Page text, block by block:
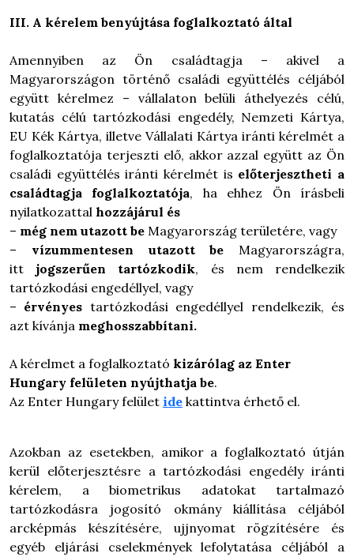
III. A kérelem benyújtása foglalkoztató által
Amennyiben az Ön családtagja – akivel a
Magyarországon történő családi együttélés céljából
együtt kérelmez – vállalaton belüli áthelyezés célú,
kutatás célú tartózkodási engedély, Nemzeti Kártya,
EU Kék Kártya, illetve Vállalati Kártya iránti kérelmét a
foglalkoztatója terjeszti elő, akkor azzal együtt az Ön
családi együttélés iránti kérelmét is előterjesztheti a
családtagja foglalkoztatója, ha ehhez Ön írásbeli
nyilatkozattal hozzájárul és
– még nem utazott be Magyarország területére, vagy
– vízummentesen utazott be Magyarországra,
itt jogszerűen tartózkodik, és nem rendelkezik
tartózkodási engedéllyel, vagy
– érvényes tartózkodási engedéllyel rendelkezik, és
azt kívánja meghosszabbítani.
A kérelmet a foglalkoztató kizárólag az Enter
Hungary felületen nyújthatja be.
Az Enter Hungary felület ide kattintva érhető el.
Azokban az esetekben, amikor a foglalkoztató útján
kerül előterjesztésre a tartózkodási engedély iránti
kérelem, a biometrikus adatokat tartalmazó
tartózkodásra jogosító okmány kiállítása céljából
arcképmás készítésére, ujjnyomat rögzítésére és
egyéb eljárási cselekmények lefolytatása céljából a